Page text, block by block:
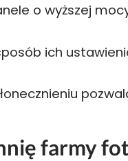
o wyższej
ich
farmy